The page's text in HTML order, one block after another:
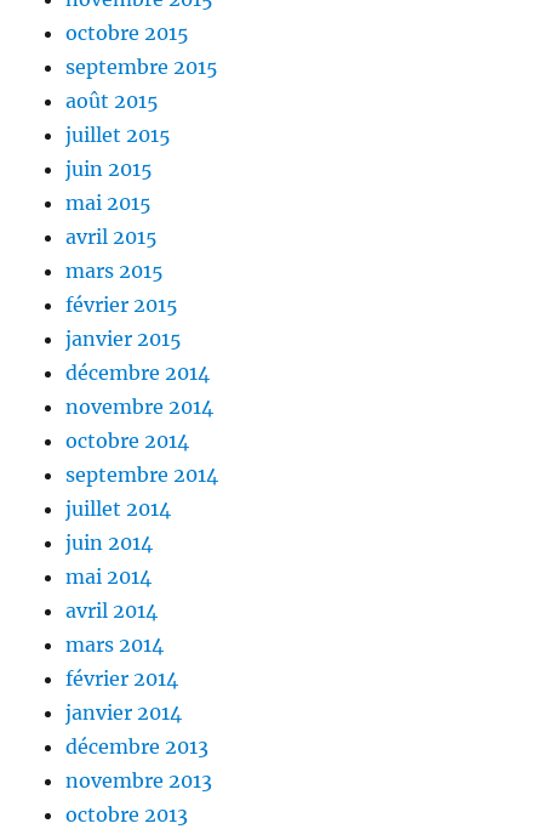
octobre 2015
septembre 2015
août 2015
juillet 2015
juin 2015
mai 2015
avril 2015
mars 2015
février 2015
janvier 2015
décembre 2014
novembre 2014
octobre 2014
septembre 2014
juillet 2014
juin 2014
mai 2014
avril 2014
mars 2014
février 2014
janvier 2014
décembre 2013
novembre 2013
octobre 2013